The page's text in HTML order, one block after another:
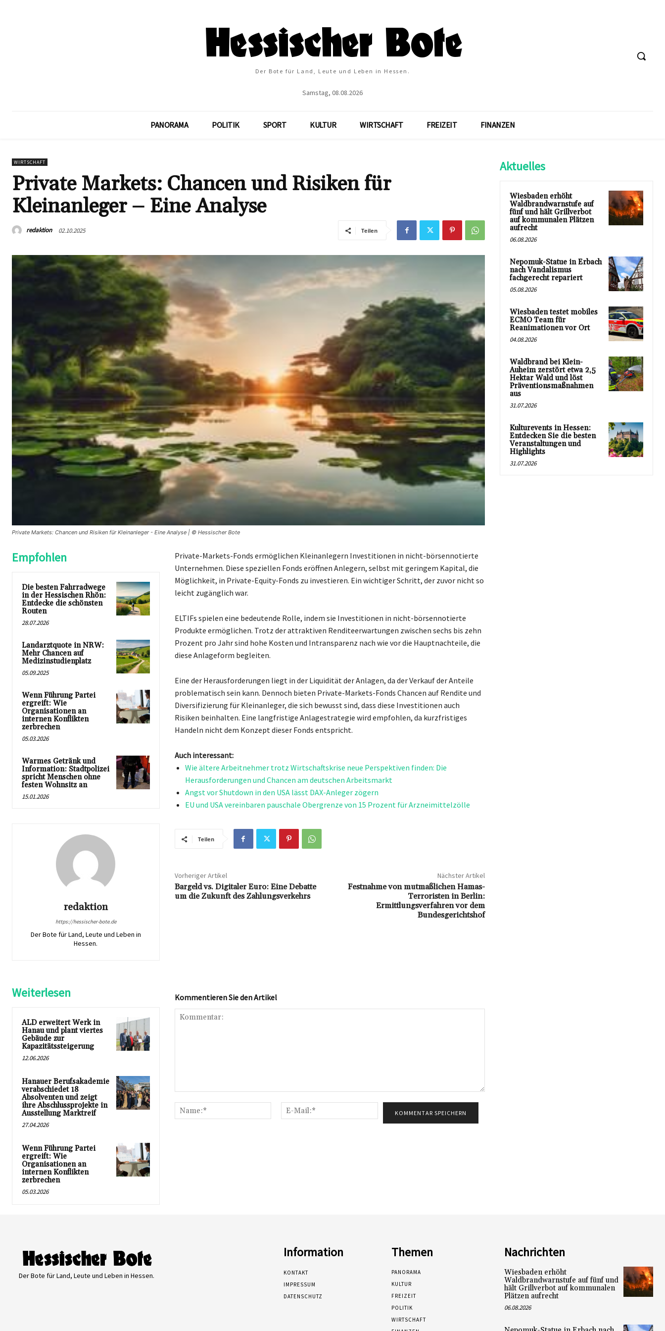
Der Bote für Land, Leute und Leben in Hessen.
Samstag, 08.08.2026
PANORAMA POLITIK SPORT KULTUR WIRTSCHAFT FREIZEIT FINANZEN
WIRTSCHAFT
Private Markets: Chancen und Risiken für
Kleinanleger – Eine Analyse
redaktion 02.10.2025 Teilen
Private Markets: Chancen und Risiken für Kleinanleger - Eine Analyse | © Hessischer Bote
Empfohlen
Die besten Fahrradwege
in der Hessischen Rhön:
Entdecke die schönsten
Routen
28.07.2026
Landarztquote in NRW:
Mehr Chancen auf
Medizinstudienplatz
05.09.2025
Wenn Führung Partei
ergreift: Wie
Organisationen an
internen Konflikten
zerbrechen
05.03.2026
Warmes Getränk und
Information: Stadtpolizei
spricht Menschen ohne
festen Wohnsitz an
15.01.2026
redaktion
https://hessischer-bote.de
Der Bote für Land, Leute und Leben in
Hessen.
Private-Markets-Fonds ermöglichen Kleinanlegern Investitionen in nicht-börsennotierte
Unternehmen. Diese speziellen Fonds eröffnen Anlegern, selbst mit geringem Kapital, die
Möglichkeit, in Private-Equity-Fonds zu investieren. Ein wichtiger Schritt, der zuvor nicht so
leicht zugänglich war.
ELTIFs spielen eine bedeutende Rolle, indem sie Investitionen in nicht-börsennotierte
Produkte ermöglichen. Trotz der attraktiven Renditeerwartungen zwischen sechs bis zehn
Prozent pro Jahr sind hohe Kosten und Intransparenz nach wie vor die Hauptnachteile, die
diese Anlageform begleiten.
Eine der Herausforderungen liegt in der Liquidität der Anlagen, da der Verkauf der Anteile
problematisch sein kann. Dennoch bieten Private-Markets-Fonds Chancen auf Rendite und
Diversifizierung für Kleinanleger, die sich bewusst sind, dass diese Investitionen auch
Risiken beinhalten. Eine langfristige Anlagestrategie wird empfohlen, da kurzfristiges
Handeln nicht dem Konzept dieser Fonds entspricht.
Auch interessant:
Wie ältere Arbeitnehmer trotz Wirtschaftskrise neue Perspektiven finden: Die
Herausforderungen und Chancen am deutschen Arbeitsmarkt
Angst vor Shutdown in den USA lässt DAX-Anleger zögern
EU und USA vereinbaren pauschale Obergrenze von 15 Prozent für Arzneimittelzölle
Teilen
Vorheriger Artikel
Bargeld vs. Digitaler Euro: Eine Debatte
um die Zukunft des Zahlungsverkehrs
Nächster Artikel
Festnahme von mutmaßlichen Hamas-
Terroristen in Berlin:
Ermittlungsverfahren vor dem
Bundesgerichtshof
Weiterlesen
ALD erweitert Werk in
Hanau und plant viertes
Gebäude zur
Kapazitätssteigerung
12.06.2026
Hanauer Berufsakademie
verabschiedet 18
Absolventen und zeigt
ihre Abschlussprojekte in
Ausstellung Marktreif
27.04.2026
Wenn Führung Partei
ergreift: Wie
Organisationen an
internen Konflikten
zerbrechen
05.03.2026
Kommentieren Sie den Artikel
Name:*
Mail:*
Aktuelles
Wiesbaden erhöht
Waldbrandwarnstufe auf
fünf und hält Grillverbot
auf kommunalen Plätzen
aufrecht
06.08.2026
Nepomuk-Statue in Erbach
nach Vandalismus
fachgerecht repariert
05.08.2026
Wiesbaden testet mobiles
ECMO Team für
Reanimationen vor Ort
04.08.2026
Waldbrand bei Klein-
Auheim zerstört etwa 2,5
Hektar Wald und löst
Präventionsmaßnahmen
aus
31.07.2026
Kulturevents in Hessen:
Entdecken Sie die besten
Veranstaltungen und
Highlights
31.07.2026
Der Bote für Land, Leute und Leben in Hessen.
Information
KONTAKT
IMPRESSUM
DATENSCHUTZ
Themen
PANORAMA
KULTUR
FREIZEIT
POLITIK
WIRTSCHAFT
Nachrichten
Wiesbaden erhöht
Waldbrandwarnstufe auf fünf und
hält Grillverbot auf kommunalen
Plätzen aufrecht
06.08.2026